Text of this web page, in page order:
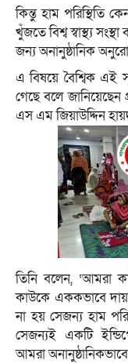
কিন্তু হাম পরিস্থিতি
খুঁজতে বিশ্ব স্বাস্থ্য
জন্য অনানুষ্ঠানিক
এ বিষয়ে বৈশ্বিক এই
গেছে বলে জানিয়েছেন
এস এম জিয়াউদ্দিন
তিনি বলেন, ‘আমরা
কাউকে এককভাবে
না হয় সেজন্য হাম
সেজন্যই একটি
আমরা